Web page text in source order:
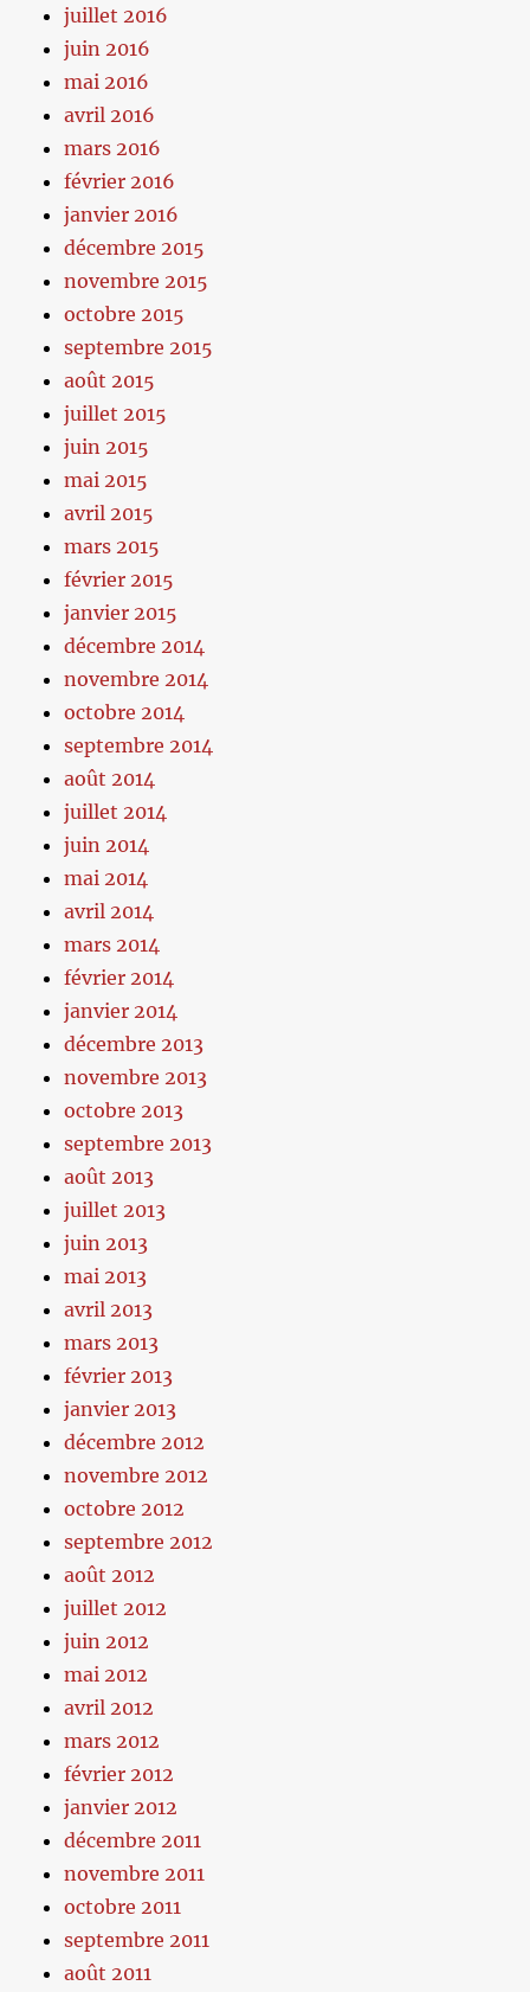
juillet 2016
juin 2016
mai 2016
avril 2016
mars 2016
février 2016
janvier 2016
décembre 2015
novembre 2015
octobre 2015
septembre 2015
août 2015
juillet 2015
juin 2015
mai 2015
avril 2015
mars 2015
février 2015
janvier 2015
décembre 2014
novembre 2014
octobre 2014
septembre 2014
août 2014
juillet 2014
juin 2014
mai 2014
avril 2014
mars 2014
février 2014
janvier 2014
décembre 2013
novembre 2013
octobre 2013
septembre 2013
août 2013
juillet 2013
juin 2013
mai 2013
avril 2013
mars 2013
février 2013
janvier 2013
décembre 2012
novembre 2012
octobre 2012
septembre 2012
août 2012
juillet 2012
juin 2012
mai 2012
avril 2012
mars 2012
février 2012
janvier 2012
décembre 2011
novembre 2011
octobre 2011
septembre 2011
août 2011